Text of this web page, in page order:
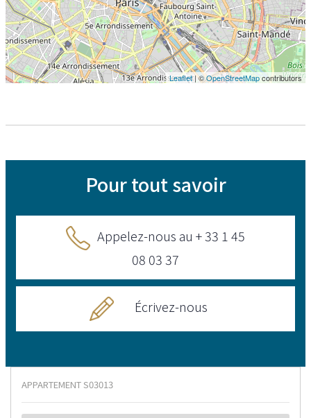
Leaflet| ©OpenStreetMapcontributors
Pour tout savoir
Écrivez-nous
Appelez-nous au + 33 1 45
08 03 37
APPARTEMENTS03013